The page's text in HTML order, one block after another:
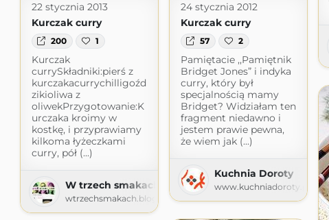
22 stycznia 2013
Kurczak curry
200 1
Kurczak
currySkładniki:pierś z
kurczakacurrychilligoźd
zikioliwa z
oliwekPrzygotowanie:K
urczaka kroimy w
kostkę, i przyprawiamy
kilkoma łyżeczkami
curry, pół (...)
W trzech smakach
wtrzechsmakach.blogspot.com
24 stycznia 2012
Kurczak curry
57 2
Pamiętacie ,,Pamiętnik
Bridget Jones” i indyka
curry, który był
specjalnością mamy
Bridget? Widziałam ten
fragment niedawno i
jestem prawie pewna,
że wiem jak (...)
Kuchnia Doroty
www.kuchniadoroty.pl